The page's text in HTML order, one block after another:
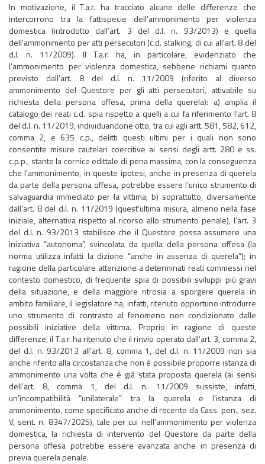
In motivazione, il T.a.r. ha tracciato alcune delle differenze che
intercorrono tra la fattispecie dell’ammonimento per violenza
domestica (introdotto dall’art. 3 del d.l. n. 93/2013) e quella
dell’ammonimento per atti persecutori (c.d. stalking, di cui all'art. 8 del
d.l. n. 11/2009). Il T.a.r. ha, in particolare, evidenziato che
l’ammonimento per violenza domestica, sebbene richiami quanto
previsto dall’art. 8 del d.l. n. 11/2009 (riferito al diverso
ammonimento del Questore per gli atti persecutori, attivabile su
richiesta della persona offesa, prima della querela): a) amplia il
catalogo dei reati c.d. spia rispetto a quelli a cui fa riferimento l’art. 8
del d.l. n. 11/2019, individuandone otto, tra cui agli artt. 581, 582, 612,
comma 2, e 635 c.p., delitti questi ultimi per i quali non sono
consentite misure cautelari coercitive ai sensi degli artt. 280 e ss.
c.p.p., stante la cornice edittale di pena massima, con la conseguenza
che l’ammonimento, in queste ipotesi, anche in presenza di querela
da parte della persona offesa, potrebbe essere l’unico strumento di
salvaguardia immediato per la vittima; b) soprattutto, diversamente
dall’art. 8 del d.l. n. 11/2019 (quest’ultima misura, almeno nella fase
iniziale, alternativa rispetto al ricorso allo strumento penale), l’art. 3
del d.l. n. 93/2013 stabilisce che il Questore possa assumere una
iniziativa “autonoma”, svincolata da quella della persona offesa (la
norma utilizza infatti la dizione “anche in assenza di querela”); in
ragione della particolare attenzione a determinati reati commessi nel
contesto domestico, di frequente spia di possibili sviluppi più gravi
della situazione, e della maggiore ritrosia a sporgere querela in
ambito familiare, il legislatore ha, infatti, ritenuto opportuno introdurre
uno strumento di contrasto al fenomeno non condizionato dalle
possibili iniziative della vittima. Proprio in ragione di queste
differenze, il T.a.r. ha ritenuto che il rinvio operato dall’art. 3, comma 2,
del d.l. n. 93/2013 all’art. 8, comma 1, del d.l. n. 11/2009 non sia
anche riferito alla circostanza che non è possibile proporre istanza di
ammonimento una volta che è già stata proposta querela (ai sensi
dell’art. 8, comma 1, del d.l. n. 11/2009 sussiste, infatti,
un’incompatibilità “unilaterale” tra la querela e l’istanza di
ammonimento, come specificato anche di recente da Cass. pen., sez.
V, sent. n. 8347/2025), tale per cui nell’ammonimento per violenza
domestica, la richiesta di intervento del Questore da parte della
persona offesa potrebbe essere avanzata anche in presenza di
previa querela penale.